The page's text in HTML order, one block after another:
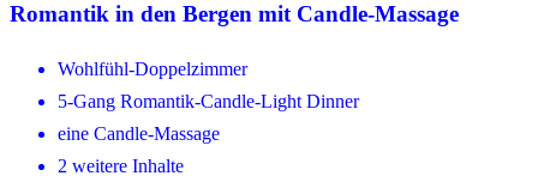
Romantik in den Bergen mit Candle-Massage
Wohlfühl-Doppelzimmer
5-Gang Romantik-Candle-Light Dinner
eine Candle-Massage
2 weitere Inhalte